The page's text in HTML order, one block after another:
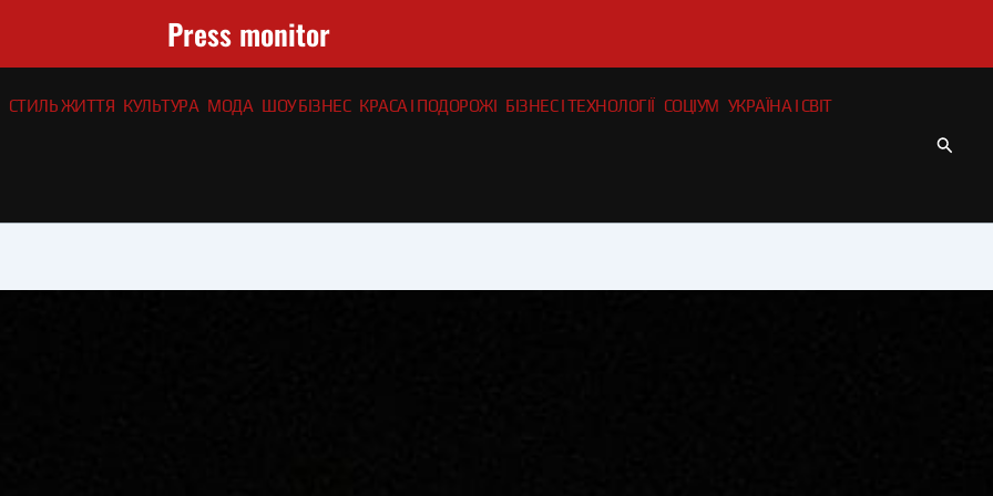
Press monitor
СТИЛЬ ЖИТТЯ КУЛЬТУРА МОДА ШОУ БІЗНЕС КРАСА І ПОДОРОЖІ БІЗНЕС І ТЕХНОЛОГІЇ СОЦІУМ УКРАЇНА І СВІТ